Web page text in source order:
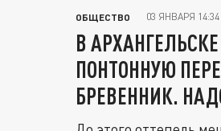
ОБЩЕСТВО 03 ЯНВАРЯ 14:34
В
ПОНТОННУЮ
БРЕВЕННИК.